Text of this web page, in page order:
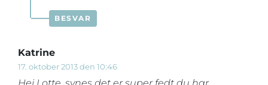
BESVAR
Katrine
17. oktober 2013 den 10:46